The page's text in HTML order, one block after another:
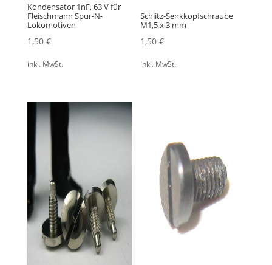
Kondensator 1nF, 63 V für
Fleischmann Spur-N-
Lokomotiven
1,50 €
inkl. MwSt.
Schlitz-Senkkopfschraube
M1,5 x 3 mm
1,50€
inkl. MwSt.